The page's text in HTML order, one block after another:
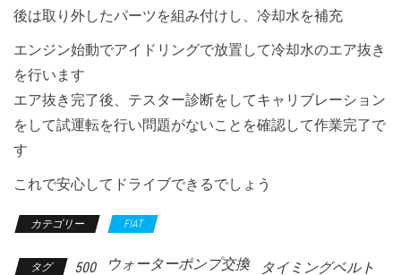
後は取り外したパーツを組み付けし、冷却水を補充
エンジン始動でアイドリングで放置して冷却水のエア抜き
を行います
エア抜き完了後、テスター診断をしてキャリブレーション
をして試運転を行い問題がないことを確認して作業完了で
す
これで安心してドライブできるでしょう
カテゴリー FIAT
タグ 500 ウォーターポンプ交換 タイミングベルト